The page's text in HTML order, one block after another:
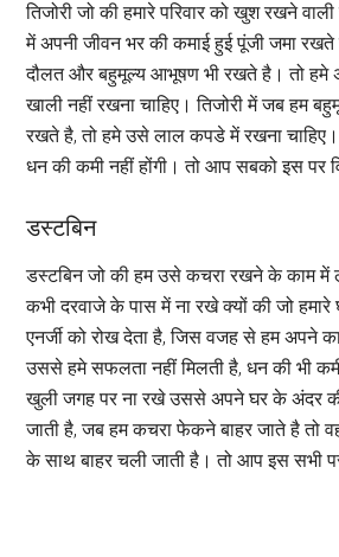
तिजोरी जो की हमारे परिवार को खुश रखने
में अपनी जीवन भर की कमाई हुई पूंजी जमा
दौलत और बहुमूल्य आभूषण भी रखते है। तो हमे
खाली नहीं रखना चाहिए। तिजोरी में जब हम
रखते है, तो हमे उसे लाल कपडे में रखना
धन की कमी नहीं होंगी। तो आप सबको इस पर
डस्टबिन
डस्टबिन जो की हम उसे कचरा रखने के काम में
कभी दरवाजे के पास में ना रखे क्यों की जो हमारे
एनर्जी को रोख देता है, जिस वजह से हम अपने
उससे हमे सफलता नहीं मिलती है, धन की भी
खुली जगह पर ना रखे उससे अपने घर के अंदर की
जाती है, जब हम कचरा फेकने बाहर जाते है तो
के साथ बाहर चली जाती है। तो आप इस सभी